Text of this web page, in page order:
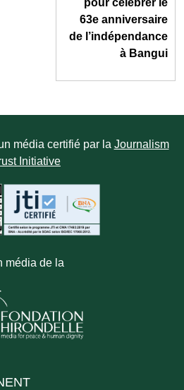
pour célébrer le
63e anniversaire
de l’indépendance
à Bangui
média certifié par la Journalism
Initiative
média de la